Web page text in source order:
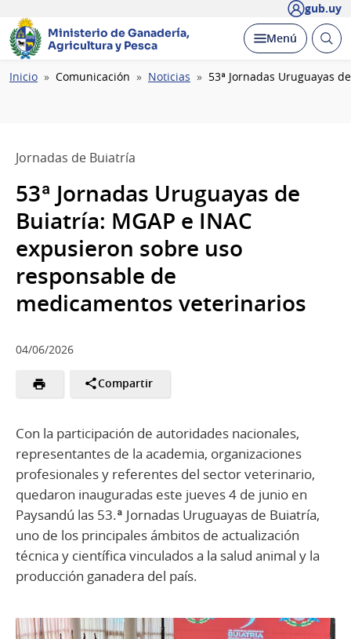
gub.uy
Ministerio de Ganadería,
Agricultura y Pesca
Desplegar
Menú Abrir
Ruta
Inicio Comunicación Noticias 53ª Jornadas Uruguayas
Jornadas de Buiatría
53ª Jornadas Uruguayas de
Buiatría: MGAP e INAC
expusieron sobre uso
responsable de
medicamentos veterinarios
04/06/2026
Compartir
Con la participación de autoridades nacionales,
representantes de la academia, organizaciones
profesionales y referentes del sector veterinario,
quedaron inauguradas este jueves 4 de junio en
Paysandú las 53.ª Jornadas Uruguayas de Buiatría,
uno de los principales ámbitos de actualización
técnica y científica vinculados a la salud animal y la
producción ganadera del país.